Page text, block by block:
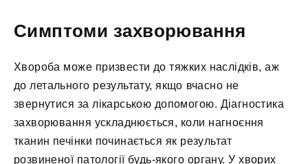
Симптоми захворювання
Хвороба може призвести до тяжких наслідків, аж
до летального результату, якщо вчасно не
звернутися за лікарською допомогою. Діагностика
захворювання ускладнюється, коли нагноєння
тканин печінки починається як результат
розвиненої патології будь-якого органу. У хворих